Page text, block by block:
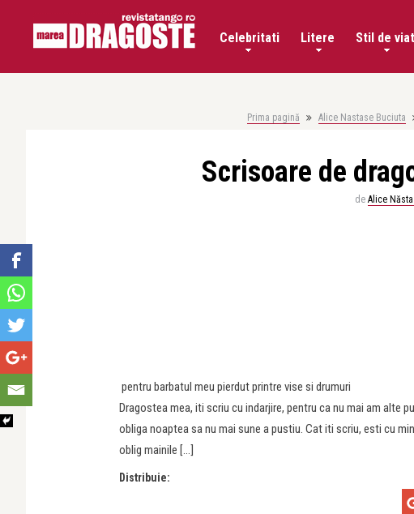
Celebritati Litere Stil de
Prima pagină Alice Nastase Buciuta
Scrisoare de
de Alice
pentru barbatul meu pierdut printre vise si drumuri
Dragostea mea, iti scriu cu indarjire, pentru ca nu mai am alte
obliga noaptea sa nu mai sune a pustiu. Cat iti scriu, esti cu
oblig mainile […]
Distribuie: